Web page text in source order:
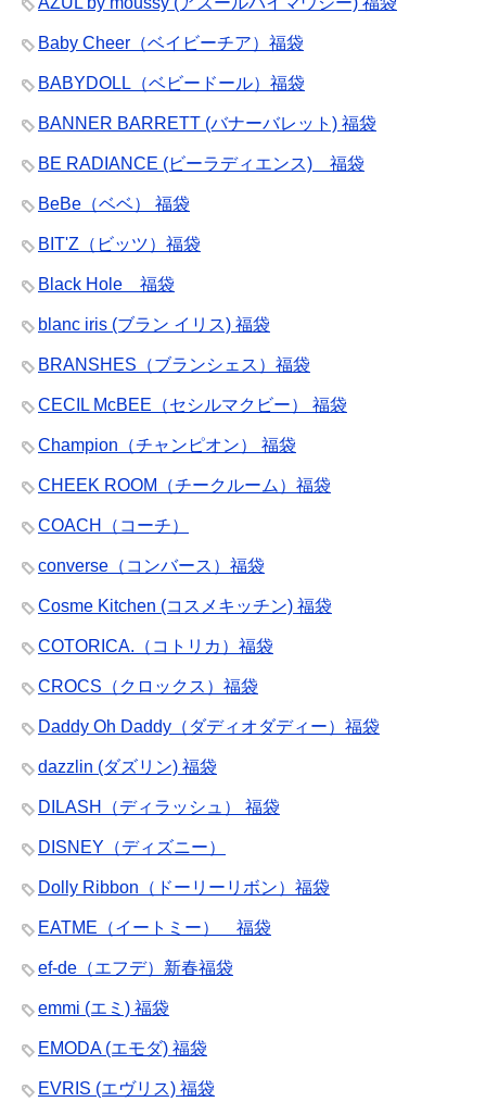
Baby Cheer（ベイビーチア）福袋
BABYDOLL（ベビードール）福袋
BANNER BARRETT (バナーバレット) 福袋
BE RADIANCE (ビーラディエンス) 福袋
BeBe（ベベ） 福袋
BIT'Z（ビッツ）福袋
Black Hole 福袋
blanc iris (ブラン イリス) 福袋
BRANSHES（ブランシェス）福袋
CECIL McBEE（セシルマクビー） 福袋
Champion（チャンピオン） 福袋
CHEEK ROOM（チークルーム）福袋
COACH（コーチ）
converse（コンバース）福袋
Cosme Kitchen (コスメキッチン) 福袋
COTORICA.（コトリカ）福袋
CROCS（クロックス）福袋
Daddy Oh Daddy（ダディオダディー）福袋
dazzlin (ダズリン) 福袋
DILASH（ディラッシュ） 福袋
DISNEY（ディズニー）
Dolly Ribbon（ドーリーリボン）福袋
EATME（イートミー） 福袋
ef-de（エフデ）新春福袋
emmi (エミ) 福袋
EMODA (エモダ) 福袋
EVRIS (エヴリス) 福袋